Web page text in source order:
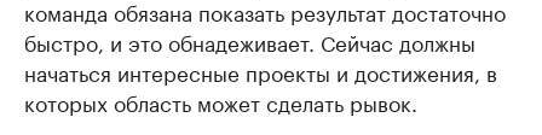
команда обязана показать результат достаточно
быстро, и это обнадеживает. Сейчас должны
начаться интересные проекты и достижения, в
которых область может сделать рывок.